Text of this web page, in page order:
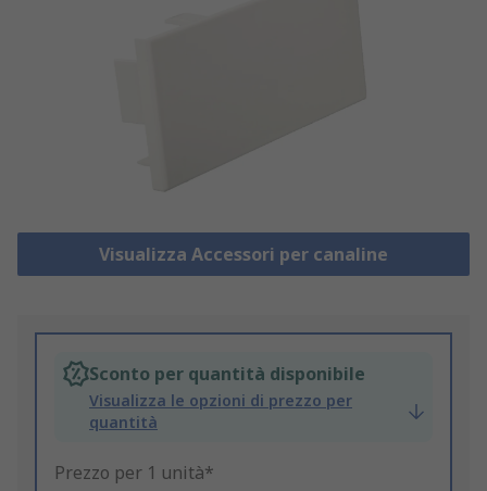
Visualizza Accessori per canaline
Sconto per quantità disponibile
Visualizza le opzioni di prezzo per
quantità
Prezzo per 1 unità*